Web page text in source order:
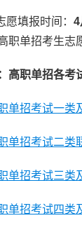
填报时间： 4
职单招考生志
高职单招各考
单招考试一类
单招考试二类
单招考试三类
单招考试四类